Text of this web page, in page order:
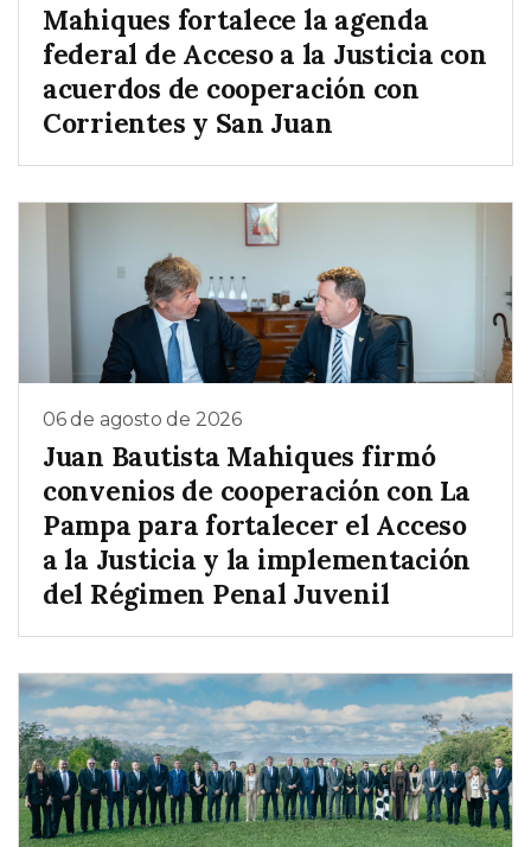
Mahiques fortalece la agenda
federal de Acceso a la Justicia con
acuerdos de cooperación con
Corrientes y San Juan
06 de agosto de 2026
Juan Bautista Mahiques firmó
convenios de cooperación con La
Pampa para fortalecer el Acceso
a la Justicia y la implementación
del Régimen Penal Juvenil